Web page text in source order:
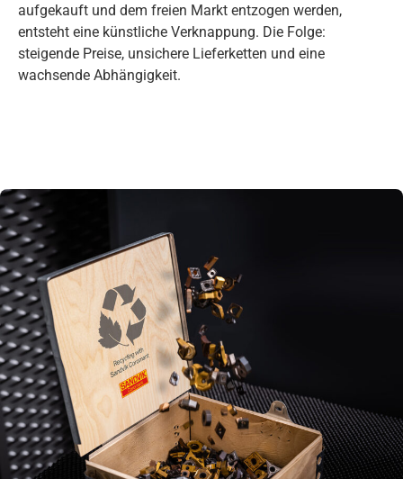
aufgekauft und dem freien Markt entzogen werden,
entsteht eine künstliche Verknappung. Die Folge:
steigende Preise, unsichere Lieferketten und eine
wachsende Abhängigkeit.